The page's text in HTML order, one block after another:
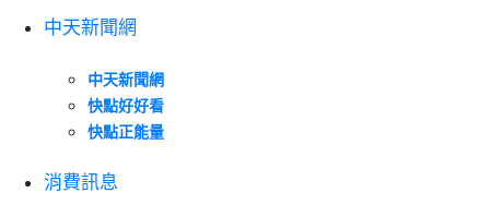
中天新聞網
中天新聞網
快點好好看
快點正能量
消費訊息